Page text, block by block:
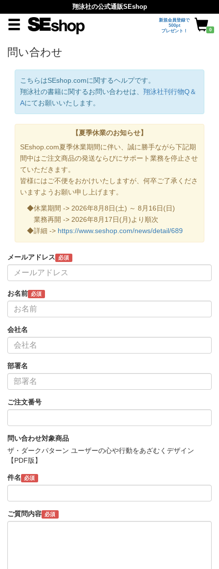
翔泳社の公式通販SEshop
新規会員登録で
500pt
プレゼント！
0
問い合わせ
こちらはSEshop.comに関するヘルプです。
翔泳社の書籍に関するお問い合わせは、 翔泳社刊行物Q＆
Aにてお願いいたします。
【夏季休業のお知らせ】
SEshop.com夏季休業期間に伴い、誠に勝手ながら下記期
間中はご注文商品の発送ならびにサポート業務を停止させ
ていただきます。
皆様にはご不便をおかけいたしますが、何卒ご了承くださ
いますようお願い申し上げます。
◆休業期間 -> 2026年8月8日(土) ～ 8月16日(日)
業務再開 -> 2026年8月17日(月)より順次
◆詳細 -> https://www.seshop.com/news/detail/689
メールアドレス 必須
お名前 必須
会社名
部署名
ご注文番号
問い合わせ対象商品
ザ・ダークパターン ユーザーの心や行動をあざむくデザイン
【PDF版】
件名 必須
ご質問内容 必須